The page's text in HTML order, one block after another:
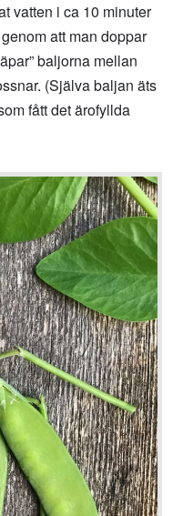
vatten i ca 10 minuter
att man doppar
baljorna mellan
(Själva baljan äts
fått det ärofyllda